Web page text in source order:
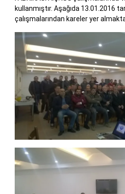
kullanmıştır. Aşağıda 13.01.2016
çalışmalarından kareler yer